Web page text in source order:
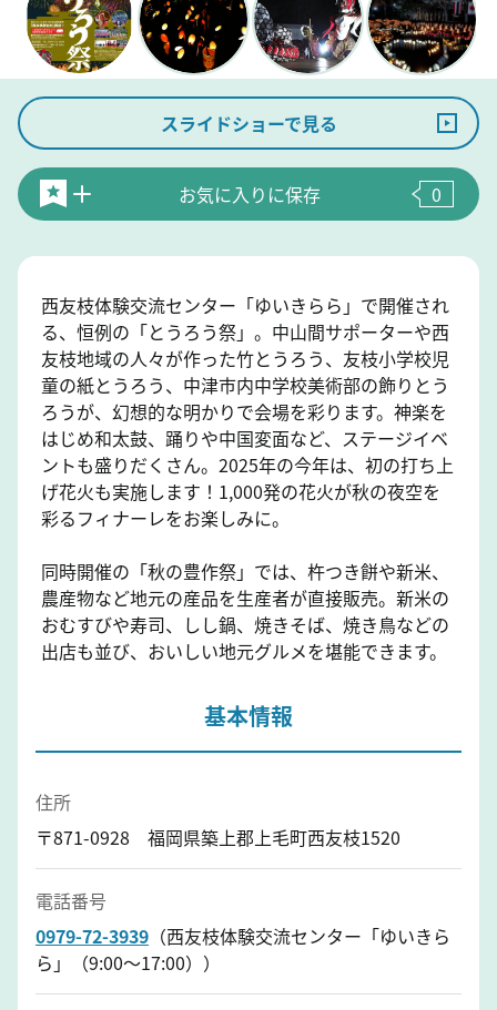
スライドショーで見る
お気に入りに保存 0
西友枝体験交流センター「ゆいきらら」で開催され
る、恒例の「とうろう祭」。中山間サポーターや西
友枝地域の人々が作った竹とうろう、友枝小学校児
童の紙とうろう、中津市内中学校美術部の飾りとう
ろうが、幻想的な明かりで会場を彩ります。神楽を
はじめ和太鼓、踊りや中国変面など、ステージイベ
ントも盛りだくさん。2025年の今年は、初の打ち上
げ花火も実施します！1,000発の花火が秋の夜空を
彩るフィナーレをお楽しみに。
同時開催の「秋の豊作祭」では、杵つき餅や新米、
農産物など地元の産品を生産者が直接販売。新米の
おむすびや寿司、しし鍋、焼きそば、焼き鳥などの
出店も並び、おいしい地元グルメを堪能できます。
基本情報
住所
〒871-0928 福岡県築上郡上毛町西友枝1520
電話番号
0979-72-3939 （西友枝体験交流センター「ゆいきら
ら」（9:00～17:00））